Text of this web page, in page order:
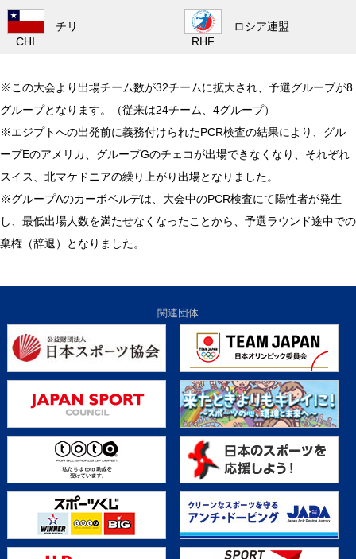
CHI
チリ
RHF
ロシア連盟
※この大会より出場チーム数が32チームに拡大され、予選グループが8
グループとなります。（従来は24チーム、4グループ）
※エジプトへの出発前に義務付けられたPCR検査の結果により、グル
ープEのアメリカ、グループGのチェコが出場できなくなり、それぞれ
スイス、北マケドニアの繰り上がり出場となりました。
※グループAのカーボベルデは、大会中のPCR検査にて陽性者が発生
し、最低出場人数を満たせなくなったことから、予選ラウンド途中での
棄権（辞退）となりました。
関連団体